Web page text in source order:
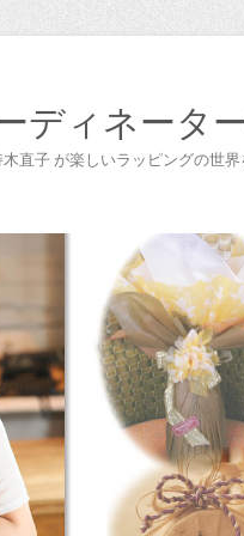
ディネータ
直子 が楽しいラッピングの世界